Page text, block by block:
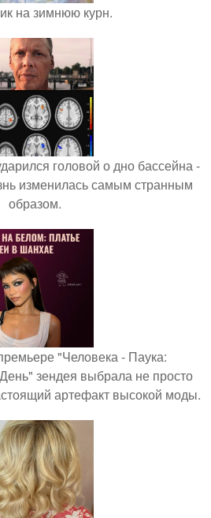
на зимнюю курн.
головой о дно бассейна -
изменилась самым странным
образом.
"Человека - Паука:
зендея выбрала не просто
артефакт высокой моды.